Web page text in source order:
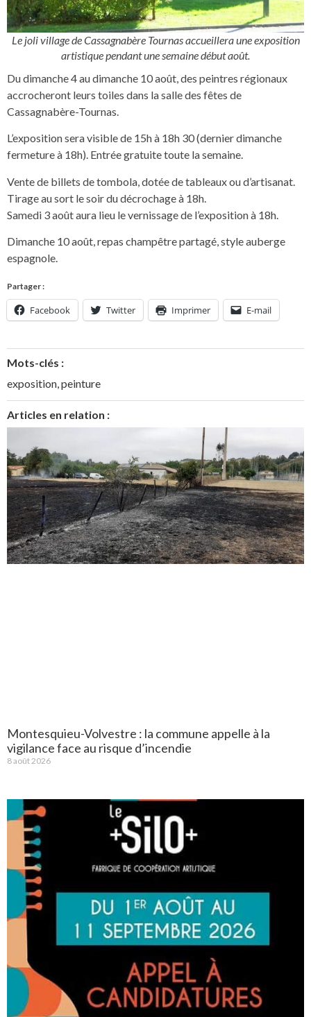
Le joli village de Cassagnabère Tournas accueillera une exposition
artistique pendant une semaine début août.
Du dimanche 4 au dimanche 10 août, des peintres régionaux
accrocheront leurs toiles dans la salle des fêtes de
Cassagnabère-Tournas.
L’exposition sera visible de 15h à 18h 30 (dernier dimanche
fermeture à 18h). Entrée gratuite toute la semaine.
Vente de billets de tombola, dotée de tableaux ou d’artisanat.
Tirage au sort le soir du décrochage à 18h.
Samedi 3 août aura lieu le vernissage de l’exposition à 18h.
Dimanche 10 août, repas champêtre partagé, style auberge
espagnole.
Partager :
Facebook Twitter Imprimer E-mail
Mots-clés :
exposition peinture
Articles en relation :
Montesquieu-Volvestre : la commune appelle à la
vigilance face au risque d’incendie
8 août 2026